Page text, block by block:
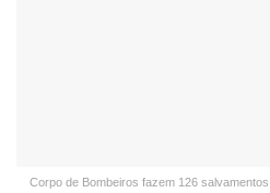
Corpo de Bombeiros fazem 126